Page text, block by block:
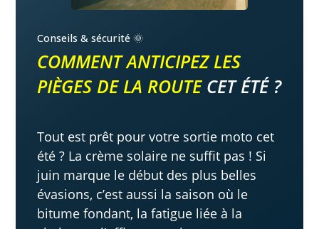
Conseils & sécurité 🌞
COMMENT ANTICIPEZ LES
PIÈGES DE LA ROUTE CET ÉTÉ ?
Tout est prêt pour votre sortie moto cet
été ? La crème solaire ne suffit pas ! Si
juin marque le début des plus belles
évasions, c’est aussi la saison où le
bitume fondant, la fatigue liée à la